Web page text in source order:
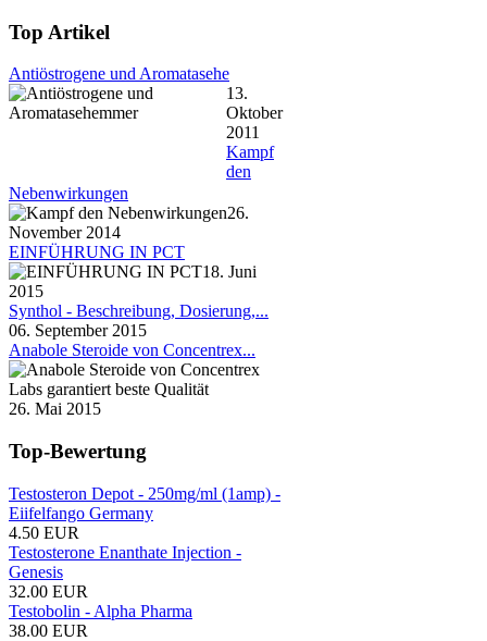
Top Artikel
Antiöstrogene und Aromatasehe
13.
Oktober
2011
Kampf
den
Nebenwirkungen
26.
November 2014
EINFÜHRUNG IN PCT
18. Juni
2015
Synthol - Beschreibung, Dosierung,...
06. September 2015
Anabole Steroide von Concentrex...
26. Mai 2015
Top-Bewertung
Testosteron Depot - 250mg/ml (1amp) -
Eiifelfango Germany
4.50 EUR
Testosterone Enanthate Injection -
Genesis
32.00 EUR
Testobolin - Alpha Pharma
38.00 EUR